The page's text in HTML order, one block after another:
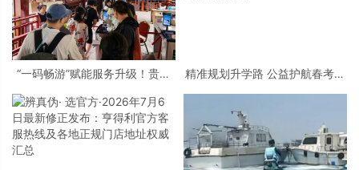
“一码畅游”赋能服务升级！贵阳
慧游玩新模式
精准规划升学路 公益护航春考学
开展2026春考专科批志愿填报公
益辅导活动